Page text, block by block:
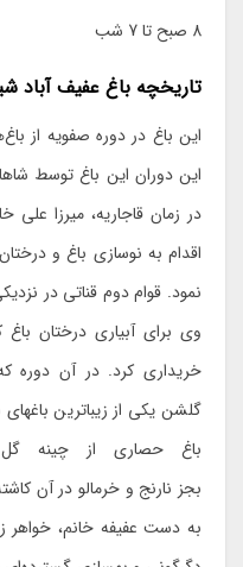
8 صبح تا 7 شب
تاریخچه باغ عفیف آباد
این باغ در دوره صفویه از
این دوران این باغ توسط
در زمان قاجاریه، میرزا علی
اقدام به نوسازی باغ و
نمود. قوام دوم قناتی در
وی برای آبیاری درختان
خریداری کرد. در آن دوره
گلشن یکی از زیباترین
باغ حصاری از چینه
بجز نارنج و خرمالو در آن
به دست عفیفه خانم، خواهر